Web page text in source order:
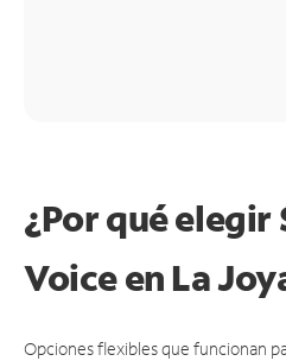
¿Por qué
Voice en La
Opciones flexibles que funcionan